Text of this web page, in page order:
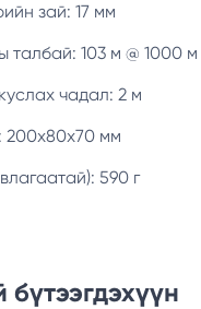
зай: 17 мм
талбай: 103 м @ 1000 м
чадал: 2 м
мм
590 г
бүтээгдэхүүн